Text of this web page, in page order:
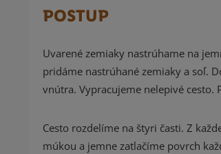
POSTUP
Uvarené zemiaky nastrúhame na
pridáme nastrúhané zemiaky a soľ.
vnútra. Vypracujeme nelepivé
Cesto rozdelíme na štyri časti. Z
múkou a jemne zatlačíme povrch